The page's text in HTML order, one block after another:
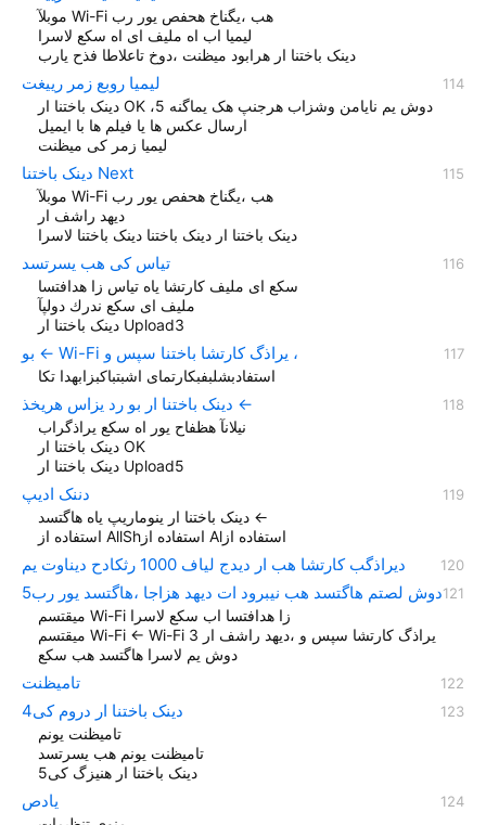
موبلآ Wi-Fi هب ،یگناخ هحفص یور رب
لیمیا اب اه ملیف ای اه سکع لاسرا
دینک باختنا ار هرابود میظنت ،دوخ تاعلاطا فذح یارب
لیمیا روبع زمر رییغت
دینک باختنا ار OK ،دوش یم نایامن وشزاب هرجنپ هک یماگنه 5
ارسال عکس ها یا فیلم ها با ایمیل
لیمیا زمر کی میظنت
دینک باختنا Next
موبلآ Wi-Fi هب ،یگناخ هحفص یور رب
ديهد راشف ار
دینک باختنا ار دينک باختنا دینک باختنا لاسرا
تیاس كی هب یسرتسد
سكع ای ملیف كارتشا یاه تیاس زا هدافتسا
ملیف ای سكع ندرك دولپآ
دينک باختنا ار Upload3
بو ← Wi-Fi یراذگ کارتشا باختنا سپس و ،
استفادبشلبفبكارتمای اشبتباکبزابهدا تکا
دینک باختنا ار بو رد یزاس هریخذ ←
نیلانآ هظفاح یور اه سکع یراذگراب
دینک باختنا ار OK
دينک باختنا ار Upload5
دننک ادیپ
دینک باختنا ار ینوماریپ یاه هاگتسد ←
استفاده از AllShاستفاده از Alاستفاده از
دیراذگب کارتشا هب ار دیدج لیاف 1000 رثکادح دیناوت یم
دوش لصتم هاگتسد هب نیبرود ات دیهد هزاجا ،هاگتسد یور رب5
میقتسم Wi-Fi زا هدافتسا اب سکع لاسرا
میقتسم Wi-Fi ← Wi-Fi یراذگ کارتشا سپس و ،دیهد راشف ار 3
دوش یم لاسرا هاگتسد هب سکع
تامیظنت
دینک باختنا ار دروم کی4
تامیظنت یونم
تامیظنت یونم هب یسرتسد
دینک باختنا ار هنیزگ کی5
یادص